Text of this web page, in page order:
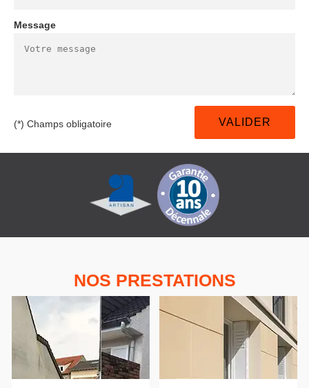
Message
(*) Champs obligatoire
NOS PRESTATIONS